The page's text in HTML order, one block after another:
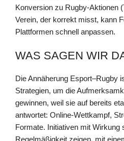
Konversion zu Rugby-Aktionen
Verein, der korrekt misst, kann
Plattformen schnell anpassen.
WAS SAGEN WIR
Die Annäherung Esport–Rugby
Strategien, um die
gewinnen, weil sie auf bereits
antwortet: Online-Wettkampf,
Formate. Initiativen mit Wirkung
Regelmäßigkeit zeigen, mit